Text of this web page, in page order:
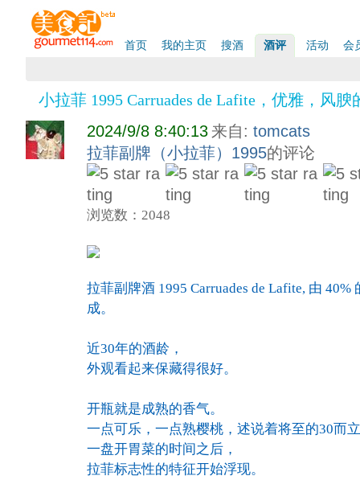
首页 我的主页 搜酒 酒评 活动 会
小拉菲 1995 Carruades de Lafite，优雅，风腴
2024/9/8 8:40:13 来自: tomcats
拉菲副牌（小拉菲）1995的评论
浏览数：2048
拉菲副牌酒 1995 Carruades de Lafite, 由
成。
近30年的酒龄，
外观看起来保藏得很好。
开瓶就是成熟的香气。
一点可乐，一点熟樱桃，述说着将至的30而
一盘开胃菜的时间之后，
拉菲标志性的特征开始浮现。